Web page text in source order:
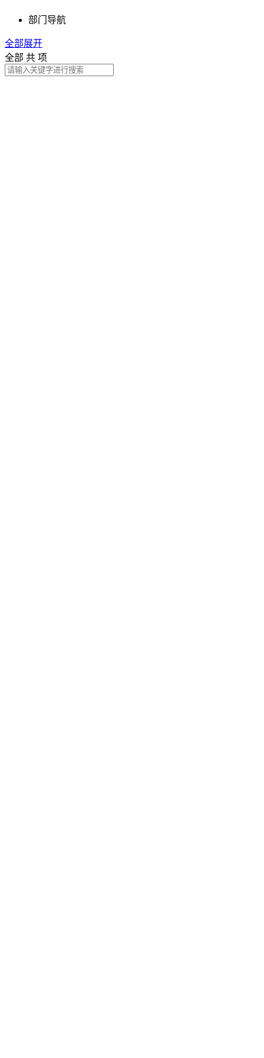
部门导航
全部展开
全部 共 项